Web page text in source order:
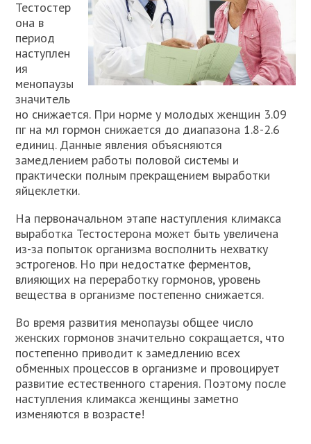
Тестостер
она в
период
наступлен
ия
менопаузы
значитель
но снижается. При норме у молодых женщин 3.09
пг на мл гормон снижается до диапазона 1.8-2.6
единиц. Данные явления объясняются
замедлением работы половой системы и
практически полным прекращением выработки
яйцеклетки.
На первоначальном этапе наступления климакса
выработка Тестостерона может быть увеличена
из-за попыток организма восполнить нехватку
эстрогенов. Но при недостатке ферментов,
влияющих на переработку гормонов, уровень
вещества в организме постепенно снижается.
Во время развития менопаузы общее число
женских гормонов значительно сокращается, что
постепенно приводит к замедлению всех
обменных процессов в организме и провоцирует
развитие естественного старения. Поэтому после
наступления климакса женщины заметно
изменяются в возрасте!